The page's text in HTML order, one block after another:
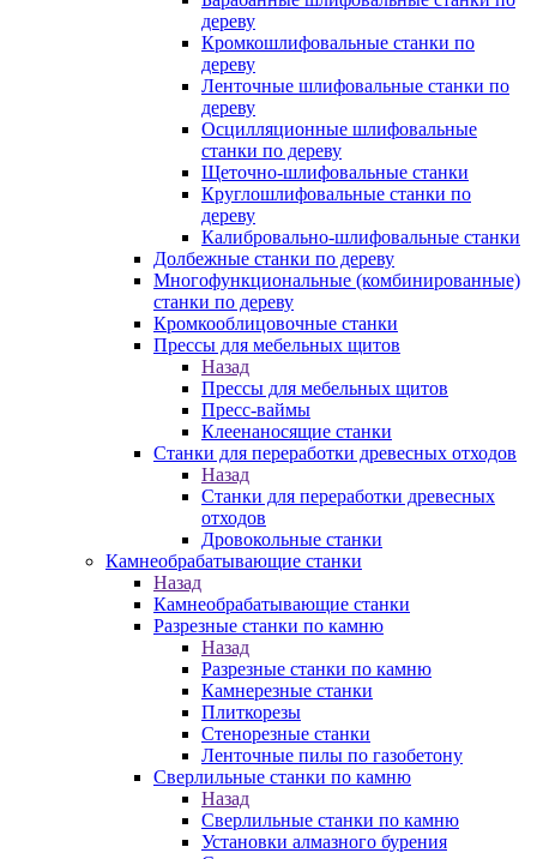
дереву
Кромкошлифовальные станки по
дереву
Ленточные шлифовальные станки по
дереву
Осцилляционные шлифовальные
станки по дереву
Щеточно-шлифовальные станки
Круглошлифовальные станки по
дереву
Калибровально-шлифовальные станки
Долбежные станки по дереву
Многофункциональные (комбинированные)
станки по дереву
Кромкооблицовочные станки
Прессы для мебельных щитов
Назад
Прессы для мебельных щитов
Пресс-ваймы
Клеенаносящие станки
Станки для переработки древесных отходов
Назад
Станки для переработки древесных
отходов
Дровокольные станки
Камнеобрабатывающие станки
Назад
Камнеобрабатывающие станки
Разрезные станки по камню
Назад
Разрезные станки по камню
Камнерезные станки
Плиткорезы
Стенорезные станки
Ленточные пилы по газобетону
Сверлильные станки по камню
Назад
Сверлильные станки по камню
Установки алмазного бурения